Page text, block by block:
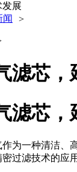
发展
闻 >
滤芯
滤芯
为一种清洁、
过滤技术的应